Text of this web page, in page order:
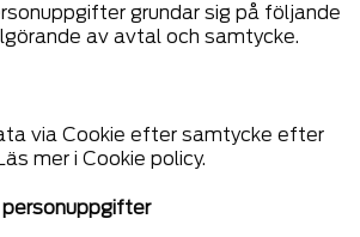
grundar sig på följande
av avtal och samtycke.
via Cookie efter samtycke efter
mer i Cookie policy.
personuppgifter